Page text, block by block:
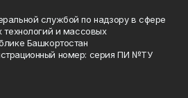
службой по надзору в сфере
технологий и массовых
Башкортостан
номер: серия ПИ №ТУ